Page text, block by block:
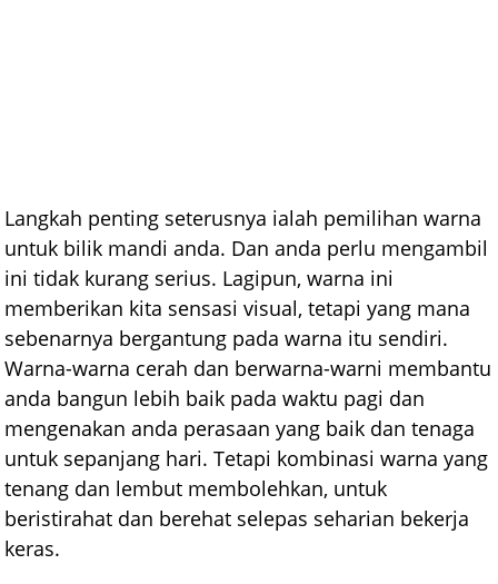
Langkah penting seterusnya ialah pemilihan warna
untuk bilik mandi anda. Dan anda perlu mengambil
ini tidak kurang serius. Lagipun, warna ini
memberikan kita sensasi visual, tetapi yang mana
sebenarnya bergantung pada warna itu sendiri.
Warna-warna cerah dan berwarna-warni membantu
anda bangun lebih baik pada waktu pagi dan
mengenakan anda perasaan yang baik dan tenaga
untuk sepanjang hari. Tetapi kombinasi warna yang
tenang dan lembut membolehkan, untuk
beristirahat dan berehat selepas seharian bekerja
keras.